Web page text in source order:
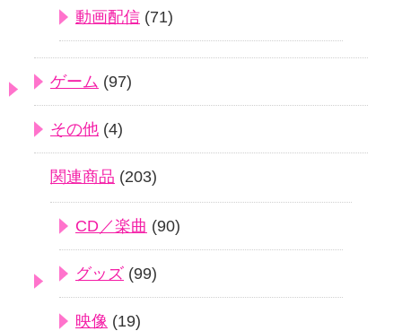
動画配信 (71)
ゲーム (97)
その他 (4)
関連商品 (203)
CD／楽曲 (90)
グッズ (99)
映像 (19)